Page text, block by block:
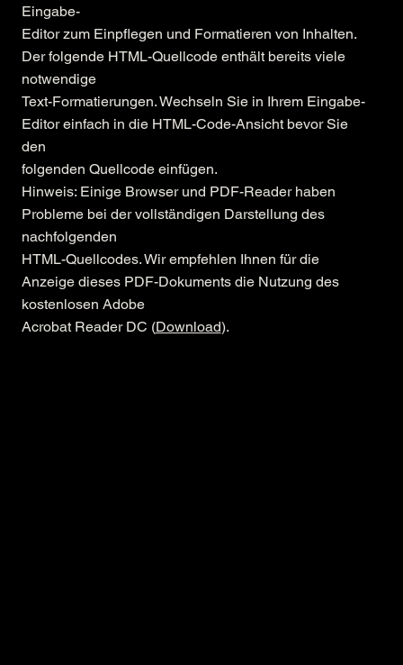
Eingabe-
Editor zum Einpflegen und Formatieren von Inhalten.
Der folgende HTML-Quellcode enthält bereits viele
notwendige
Text-Formatierungen. Wechseln Sie in Ihrem Eingabe-
Editor einfach in die HTML-Code-Ansicht bevor Sie
den
folgenden Quellcode einfügen.
Hinweis: Einige Browser und PDF-Reader haben
Probleme bei der vollständigen Darstellung des
nachfolgenden
HTML-Quellcodes. Wir empfehlen Ihnen für die
Anzeige dieses PDF-Dokuments die Nutzung des
kostenlosen Adobe
Acrobat Reader DC (Download).